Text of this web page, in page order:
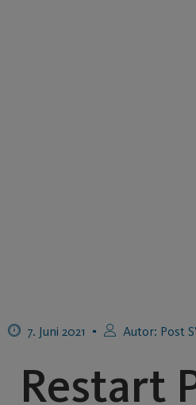
7. Juni 2021 Autor: Post
Restart